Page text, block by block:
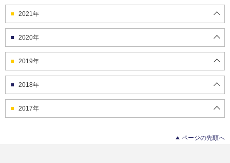
2021年
2020年
2019年
2018年
2017年
ページの先頭へ